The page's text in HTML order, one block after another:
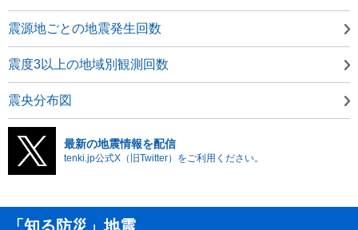
震源地ごとの地震発生回数
震度3以上の地域別観測回数
震央分布図
最新の地震情報を配信
tenki.jp公式X（旧Twitter）をご利用ください。
「知る防災」地震